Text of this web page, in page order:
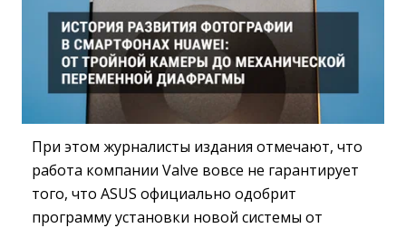
При этом журналисты издания отмечают, что
работа компании Valve вовсе не гарантирует
того, что ASUS официально одобрит
программу установки новой системы от